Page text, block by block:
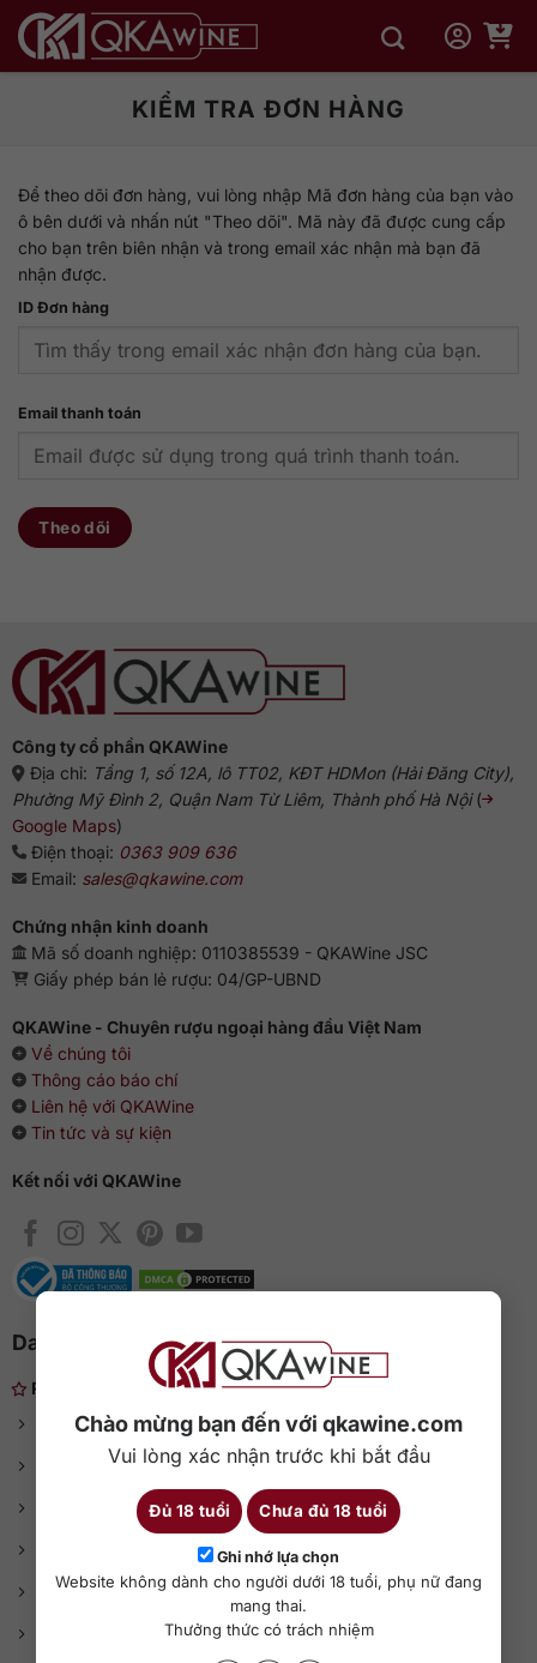
Chào mừng bạn đến với qkawine.com
Vui lòng xác nhận trước khi bắt đầu
Đủ 18 tuổi Chưa đủ 18 tuổi
Ghi nhớ lựa chọn
Website không dành cho người dưới 18 tuổi, phụ nữ đang
mang thai.
Thưởng thức có trách nhiệm
qua
KIỂM TRA ĐƠN HÀNG
Để theo dõi đơn hàng, vui lòng nhập Mã đơn hàng của bạn vào
ô bên dưới và nhấn nút "Theo dõi". Mã này đã được cung cấp
cho bạn trên biên nhận và trong email xác nhận mà bạn đã
nhận được.
ID Đơn hàng
Email thanh toán
Theo dõi
Công ty cổ phần QKAWine
Địa chỉ: Tầng 1, số 12A, lô TT02, KĐT HDMon (Hải Đăng City),
Phường Mỹ Đình 2, Quận Nam Từ Liêm, Thành phố Hà Nội(
Google Maps)
Điện thoại: 0363 909 636
Email: sales@qkawine.com
Chứng nhận kinh doanh
Mã số doanh nghiệp: 0110385539 - QKAWine JSC
Giấy phép bán lẻ rượu: 04/GP-UBND
QKAWine - Chuyên rượu ngoại hàng đầu Việt Nam
Về chúng tôi
Thông cáo báo chí
Liên hệ với QKAWine
Tin tức và sự kiện
Kết nối với QKAWine
Danh mục rượu ngoại
Rượu nhẹ
Rượu vang
Rượu vang đỏ
Rượu vang trắng
Sâm panh (Champage)
Rượu vang Pháp
Rượu vang Chile
Rượu vang Mỹ
Rượu vang Tây Ban Nha
Rượu vang Úc
Rượu Soju
Rượu Sake